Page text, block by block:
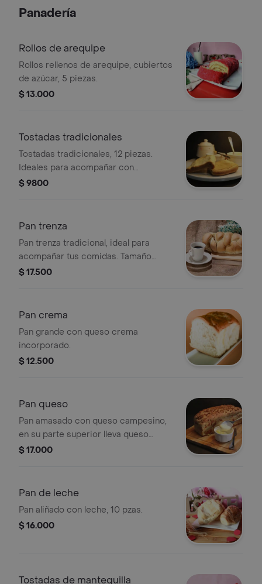
Panadería
Rollos de arequipe
Rollos rellenos de arequipe, cubiertos
de azúcar, 5 piezas.
$ 13.000
Tostadas tradicionales
Tostadas tradicionales, 12 piezas.
Ideales para acompañar con
mantequilla o mermelada.
$ 9800
Pan trenza
Pan trenza tradicional, ideal para
acompañar tus comidas. Tamaño
grande.
$ 17.500
Pan crema
Pan grande con queso crema
incorporado.
$ 12.500
Pan queso
Pan amasado con queso campesino,
en su parte superior lleva queso
rayado y queso crema, tamaño
$ 17.000
Pan de leche
Pan aliñado con leche, 10 pzas.
$ 16.000
Tostadas de mantequilla